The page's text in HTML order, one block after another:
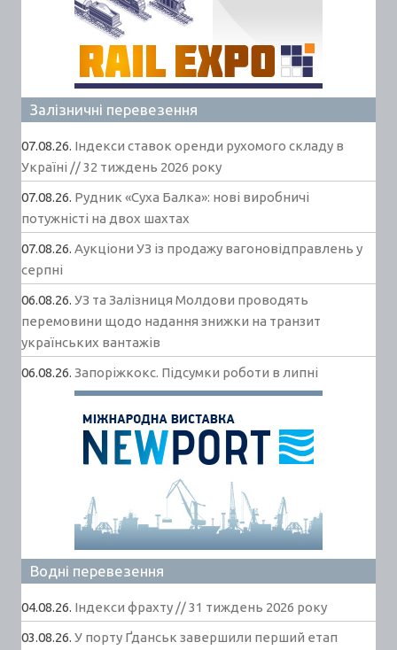
Залізничні перевезення
07.08.26. Індекси ставок оренди рухомого складу в
Україні // 32 тиждень 2026 року
07.08.26. Рудник «Суха Балка»: нові виробничі
потужністі на двох шахтах
07.08.26. Аукціони УЗ із продажу вагоновідправлень у
серпні
06.08.26. УЗ та Залізниця Молдови проводять
перемовини щодо надання знижки на транзит
українських вантажів
06.08.26. Запоріжкокс. Підсумки роботи в липні
Водні перевезення
04.08.26. Індекси фрахту // 31 тиждень 2026 року
03.08.26. У порту Ґданськ завершили перший етап